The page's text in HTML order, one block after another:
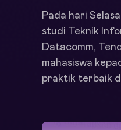
Pada hari
studi Teknik
Datacomm,
mahasiswa
praktik terbaik